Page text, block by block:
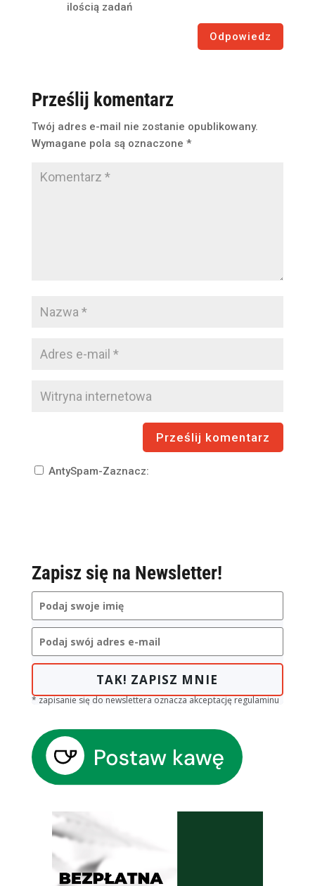
ilością zadań
Odpowiedz
Prześlij komentarz
Twój adres e-mail nie zostanie opublikowany.
Wymagane pola są oznaczone *
AntySpam-Zaznacz:
Zapisz się na Newsletter!
TAK! ZAPISZ MNIE
* zapisanie się do newslettera oznacza akceptację regulaminu